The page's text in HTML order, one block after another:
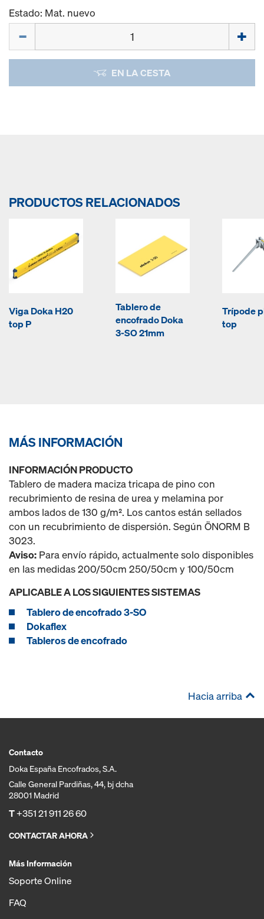
Estado: Mat. nuevo
EN LA CESTA
PRODUCTOS RELACIONADOS
Viga Doka H20
top P
Tablero de
encofrado Doka
3-SO 21mm
Trípode
top
MÁS INFORMACIÓN
INFORMACIÓN PRODUCTO
Tablero de madera maciza tricapa de pino con
recubrimiento de resina de urea y melamina por
ambos lados de 130 g/m². Los cantos están sellados
con un recubrimiento de dispersión. Según ÖNORM B
3023.
Aviso: Para envío rápido, actualmente solo disponibles
en las medidas 200/50cm 250/50cm y 100/50cm
APLICABLE A LOS SIGUIENTES SISTEMAS
Tablero de encofrado 3-SO
Dokaflex
Tableros de encofrado
Hacia arriba
Contacto
Doka España Encofrados, S.A.
Calle General Pardiñas, 44, bj dcha
28001 Madrid
T+351 21 911 26 60
CONTACTAR AHORA
Más Información
Soporte Online
FAQ